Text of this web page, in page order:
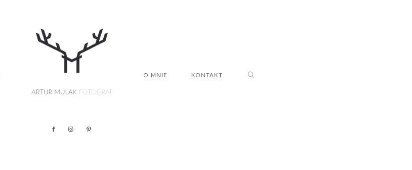
O MNIE KONTAKT